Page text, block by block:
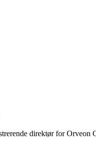
direktør for Orveon